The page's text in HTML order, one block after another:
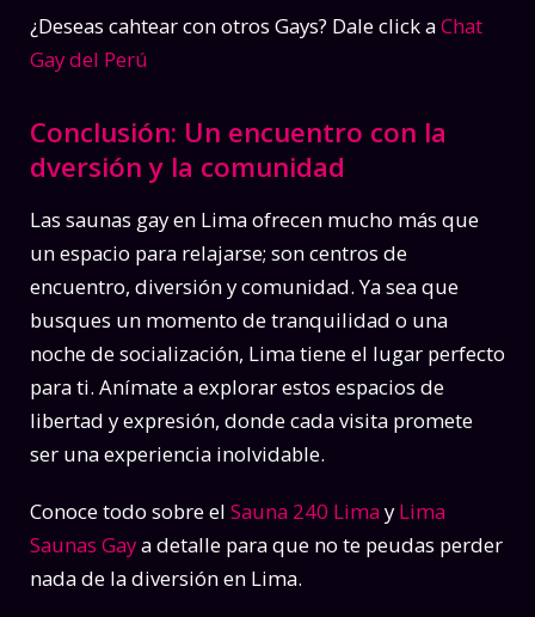
¿Deseas cahtear con otros Gays? Dale click aChat
Gay del Perú
Conclusión: Un encuentro con la
dversión y la comunidad
Las saunas gay en Lima ofrecen mucho más que
un espacio para relajarse; son centros de
encuentro, diversión y comunidad. Ya sea que
busques un momento de tranquilidad o una
noche de socialización, Lima tiene el lugar perfecto
para ti. Anímate a explorar estos espacios de
libertad y expresión, donde cada visita promete
ser una experiencia inolvidable.
Conoce todo sobre el Sauna 240 Limay Lima
Saunas Gaya detalle para que no te peudas perder
nada de la diversión en Lima.